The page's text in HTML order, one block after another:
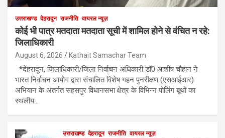
उत्तराखण्ड देहरादून राजनीति वायरल न्यूज़
कोई भी पात्र मतदाता मतदाता सूची में शामिल होने से वंचित न रहे:
जिलाधिकारी
August 6, 2026 Kathait Samachar Team
*देहरादून, जिलाधिकारी/जिला निर्वाचन अधिकारी डॉ0 आशीष चौहान ने
भारत निर्वाचन आयोग द्वारा संचालित विशेष गहन पुनरीक्षण (एसआईआर)
अभियान के अंतर्गत सहसपुर विधानसभा क्षेत्र के विभिन्न पोलिंग बूथों का
स्थलीय…
उत्तराखण्ड देहरादून राजनीति वायरल न्यूज़